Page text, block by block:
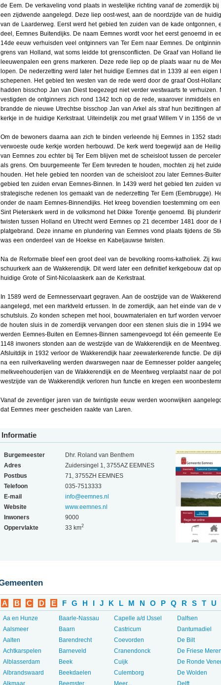
de Eem. De verkaveling vond plaats in westelijke richting vanaf de zomerdijk bij
een zijdwende aangelegd. Deze liep oost-west, aan de noordzijde van de
van de Laarderweg. Eerst werd het gebied ten zuiden van de kade ontgonnen,
deel, Eemnes Buitendijks. De naam Eemnes wordt voor het eerst genoemd in
14de eeuw verhuisden veel ontginners van Ter Eem naar Eemnes. De
grens van Holland, wat soms leidde tot grensconflicten. De Graaf van Holland
leeuwenpalen een grens markeren. Deze rede liep op de plaats waar nu de
lopen. De nederzetting werd later het huidige Eemnes dat in 1339 al een eigen
schepenen. Het gebied ten westen van de rede werd door de graaf Oost-
hadden bisschop Jan van Diest toegezegd niet verder westwaarts te
vestigden de ontginners zich rond 1342 toch op de rede, waarover inmiddels
brandde de nieuwe Utrechtse bisschop Jan van Arkel als straf hun bezittingen
kerkje in de huidige Kerkstraat. Uiteindelijk zou met graaf Willem V in 1356 de
Om de bewoners daarna aan zich te binden verleende hij Eemnes in 1352
verwoeste oude kerkje worden herbouwd. De kerk werd toegewijd aan de
van Eemnes zou echter bij Ter Eem blijven met de scheisloot tussen de
als grens. Om buurgemeente Ter Eem tevreden te houden, mochten zij het
houden. Het hele gebied ten noorden van de scheisloot zou later Eemnes-
gebied ten zuiden ervan Eemnes-Binnen. In 1439 werd het gebied ten zuiden
strategische redenen los gemaakt van de nederzetting Ter Eem (Eembrugge).
onder de naam Eemnes-Binnendijks. Het kreeg bovendien toestemming om
Sint Pieterskerk werd in de volksmond het Dikke Torentje genoemd. Bij
twisten tussen Holland en Utrecht werd Eemnes op 21 december 1481 door de
platgebrand. Deze inname en plundering van Eemnes vond plaats tijdens de
was een onderdeel van de Hoekse en Kabeljauwse twisten.
Na de Reformatie bleef een groot deel van de bevolking rooms-katholiek. Zij
schuurkerk aan de Wakkerendijk. Dit werd later een definitief kerkgebouw dat
huidige Grote of Sint-Nicolaaskerk aan de Kerkstraat.
In 1589 werd de Eemnesservaart gegraven. Aan de oostzijde van de
aangelegd, met een marktveld ertussen. In de zomerdijk, aan het einde van de
schutsluis. Zo konden schepen met hooi, bouwmaterialen en turf worden
de houten sluis in de zomerdijk vervangen door een stenen sluis die in 1994
werden Eemnes-Buiten en Eemnes-Binnen samengevoegd tot één gemeente
1148 inwoners stonden aan de westzijde van de Wakkerendijk en de
Afsluitdijk in 1932 verloor de Wakkerendijk haar zeewaterkerende functie. De
na een ruilverkaveling werden dwarswegen naar de Eemnesser polder
melkveehouderijen van de Wakkerendijk en de Meentweg verplaatst naar de
westzijde van de Wakkerendijk verloren hun functie en kregen een
Vanaf de zeventiger jaren van de twintigste eeuw werden woonwijken
dat Eemnes meer gescheiden raakte van Laren.
Informatie
Burgemeester
Dhr. Roland van Benthem
Adres
Zuidersingel 1, 3755AZ EEMNES
Postbus
71, 3755ZH EEMNES
Telefoon
035-7513333
E-mail
info@eemnes.nl
Website
www.eemnes.nl
Inwoners
9000
Oppervlakte
33 km2
A B C D E F G H I J K L M N O P Q R S T U
Aa en Hunze
Aalsmeer
Aalten
Achtkarspelen
Alblasserdam
Albrandswaard
Alkmaar
Baarle-Nassau
Baarn
Barendrecht
Barneveld
Beek
Beekdaelen
Beemster
Capelle a/d IJssel
Castricum
Coevorden
Cranendonck
Cuijk
Culemborg
Meer...
Dalfsen
Dantumadiel
De Bilt
De Friese
De Ronde
De Wolden
Delft